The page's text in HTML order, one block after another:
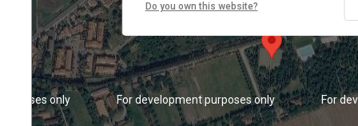
only For
For development purposes only
Do you own this website?